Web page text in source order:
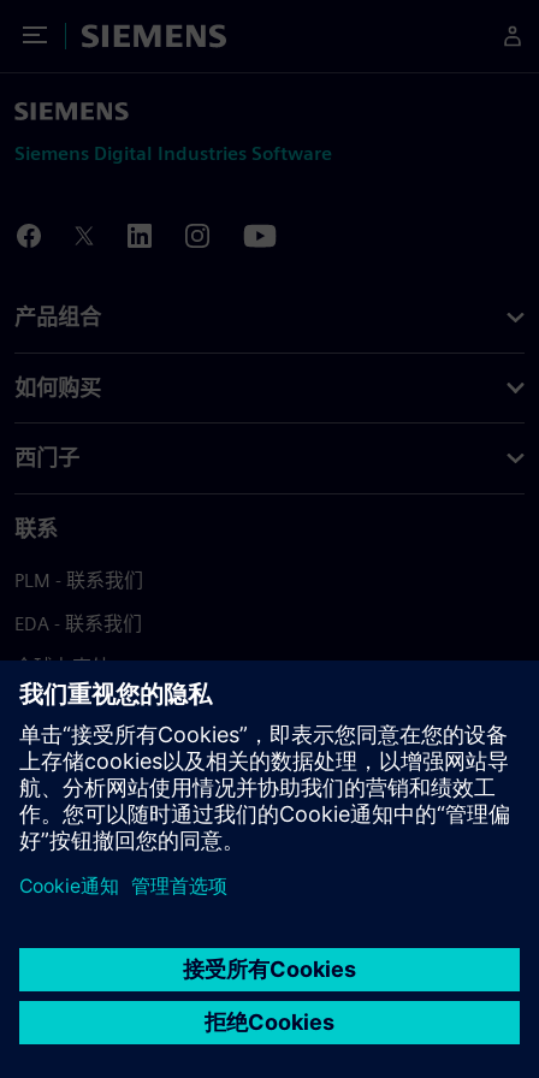
Toggle Menu
Siemens
Siemens Digital Industries Software
产品组合
如何购买
西门子
联系
PLM - 联系我们
EDA - 联系我们
全球办事处
支持中心
提供反馈
报告盗版行为
© Siemens2026